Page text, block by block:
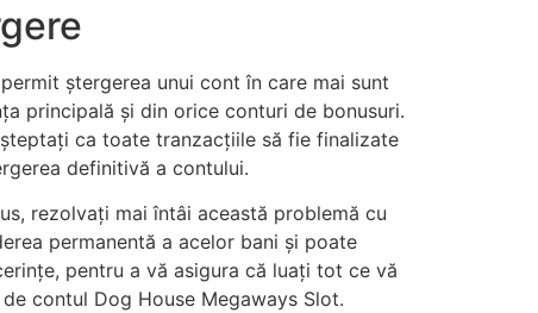
ștergerea unui cont în care mai sunt
principală și din orice conturi de bonusuri.
ca toate tranzacțiile să fie finalizate
definitivă a contului.
rezolvați mai întâi această problemă cu
permanentă a acelor bani și poate
pentru a vă asigura că luați tot ce vă
contul Dog House Megaways Slot.